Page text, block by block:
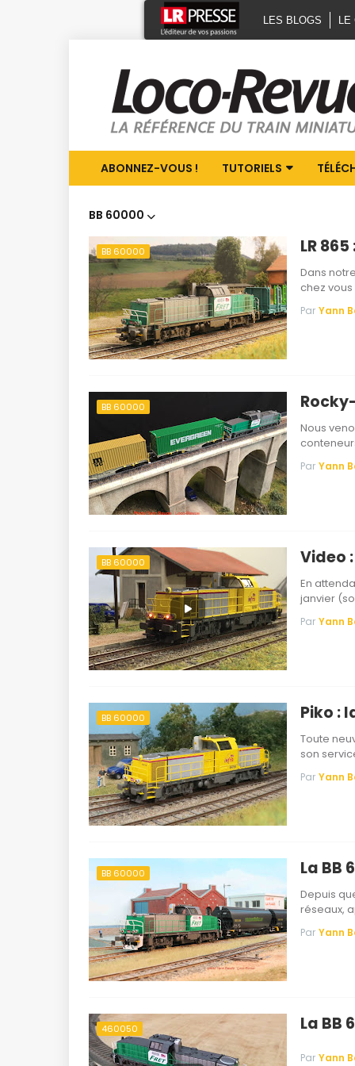
LES BLOGS LE
ABONNEZ-VOUS ! TUTORIELS
BB 60000
BB 60000 LR
Dans
chez
Par Yann
BB 60000
Nous
Par Yann
BB 60000 Video
En
janvier
Par Yann
BB 60000 Piko :
Toute
son
Par Yann
BB 60000 La BB
Depuis
réseaux,
Par Yann
460050 La BB
Par Yann